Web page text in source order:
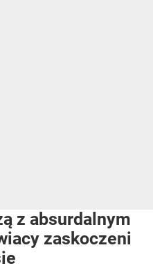
z absurdalnym
zaskoczeni